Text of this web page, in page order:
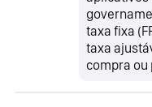
taxa fixa
taxa
compra